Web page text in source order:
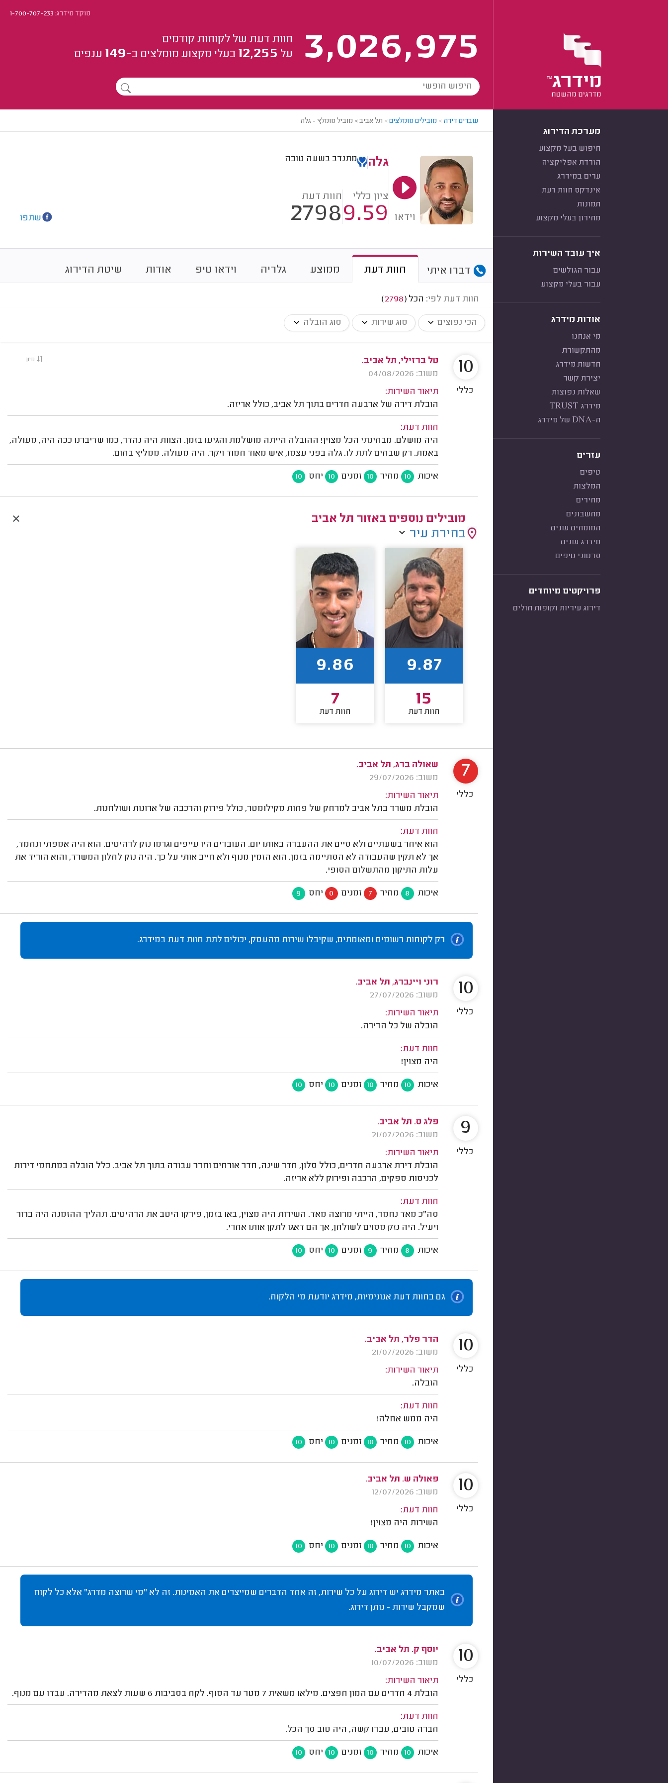
מוקד מידרג:1-700-707-233
3,026,975
חוות דעת של לקוחות קודמים
על 12,255 בעלי מקצוע מומלצים ב-149 ענפים
מערכת הדירוג
חיפוש בעל מקצוע
הורדת אפליקציה
ערים במידרג
אינדקס חוות דעת
תמונות
מחירון בעלי מקצוע
איך עובד השירות
עבור הגולשים
עבור בעלי מקצוע
אודות מידרג
מי אנחנו
מהתקשורת
חדשות מידרג
יצירת קשר
שאלות נפוצות
מידרג TRUST
ה-DNA של מידרג
עזרים
טיפים
המלצות
מחירים
מחשבונים
המומחים עונים
מידרג עונים
סרטוני טיפים
פרויקטים מיוחדים
דירוג עיריות וקופות חולים
עוברים דירה > מובילים מומלצים> תל אביב > מוביל מומלץ - גלה
וידאו
גלה מתנדב בשעה טובה
ציון כללי
9.59
חוות דעת
2798 שתפו
דברו איתי חוות דעת ממוצע גלריה וידאו טיפ אודות שיטת הדירוג
חוות דעת לפי: הכל (
2798
)
הכי נפוצים סוג שירות סוג הובלה
מיון
טל ברזילי, תל אביב.
משוב: 04/08/2026
תיאור השירות:
הובלת דירה של ארבעה חדרים בתוך תל אביב, כולל אריזה.
חוות דעת:
היה מושלם. מבחינתי הכל מצוין! ההובלה הייתה מושלמת והגיעו בזמן. הצוות היה נהדר, כמו שדיברנו ככה היה, מעולה,
באמת. רק שבחים לתת לו. גלה בפני עצמו, איש מאוד חמוד ויקר. היה מעולה. ממליץ בחום.
איכות 10 מחיר 10 זמנים 10 יחס 10
10
כללי
מובילים נוספים באזור תל אביב
בחירת עיר
9.87
15
חוות דעת
9.86
7
חוות דעת
שאולה ברג, תל אביב.
משוב: 29/07/2026
תיאור השירות:
הובלת משרד בתל אביב למרחק של פחות מקילומטר, כולל פירוק והרכבה של ארונות ושולחנות.
חוות דעת:
הוא איחר בשעתיים ולא סיים את ההעברה באותו יום. העובדים היו עייפים וגרמו נזק לרהיטים. הוא היה אמפתי ונחמד,
אך לא תקין שהעבודה לא הסתיימה בזמן. הוא הזמין מנוף ולא חייב אותי על כך. היה נזק לחלון המשרד, והוא הוריד את
עלות התיקון מהתשלום הסופי.
איכות 8 מחיר 7 זמנים 0 יחס 9
7
כללי
רק לקוחות רשומים ומאומתים, שקיבלו שירות מהעסק, יכולים לתת חוות דעת במידרג.
רוני ויינברג, תל אביב.
משוב: 27/07/2026
תיאור השירות:
הובלה של כל הדירה.
חוות דעת:
היה מצוין!
איכות 10 מחיר 10 זמנים 10 יחס 10
10
כללי
פלג ס. תל אביב.
משוב: 21/07/2026
תיאור השירות:
הובלת דירת ארבעה חדרים, כולל סלון, חדר שינה, חדר אורחים וחדר עבודה בתוך תל אביב. כלל הובלה במתחמי דירות
לכניסות ספקים, הרכבה ופירוק ללא אריזה.
חוות דעת:
סה"כ מאד נחמד, הייתי מרוצה מאד. השירות היה מצוין, באו בזמן, פירקו היטב את הרהיטים. תהליך ההזמנה היה ברור
ויעיל. היה נזק מסוים לשולחן, אך הם דאגו לתקן אותו אחרי.
איכות 8 מחיר 9 זמנים 10 יחס 10
9
כללי
גם בחוות דעת אנונימיות, מידרג יודעת מי הלקוח.
הדר פלר, תל אביב.
משוב: 21/07/2026
תיאור השירות:
הובלה.
חוות דעת:
היה ממש אחלה!
איכות 10 מחיר 10 זמנים 10 יחס 10
10
כללי
פאולה ש. תל אביב.
משוב: 12/07/2026
חוות דעת:
השירות היה מצוין!
איכות 10 מחיר 10 זמנים 10 יחס 10
10
כללי
באתר מידרג יש דירוג על כל שירות, זה אחד הדברים שמייצרים את האמינות. זה לא "מי שרוצה מדרג" אלא כל לקוח
שמקבל שירות - נותן דירוג.
יוסף ק. תל אביב.
משוב: 10/07/2026
תיאור השירות:
הובלת 4 חדרים עם המון חפצים. מילאו משאית 7 מטר עד הסוף. לקח בסביבות 6 שעות לצאת מהדירה. עבדו עם מנוף.
חוות דעת:
חברה טובים, עבדו קשה, היה טוב סך הכל.
איכות 10 מחיר 10 זמנים 10 יחס 10
10
כללי